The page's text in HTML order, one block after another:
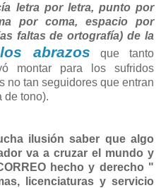
letra por letra, punto por
por coma, espacio por
faltas de ortografía) de la
abrazos que tanto
montar para los sufridos
no tan seguidores que entran
de tono).
ilusión saber que algo
va a cruzar el mundo y
hecho y derecho "
licenciaturas y servicio